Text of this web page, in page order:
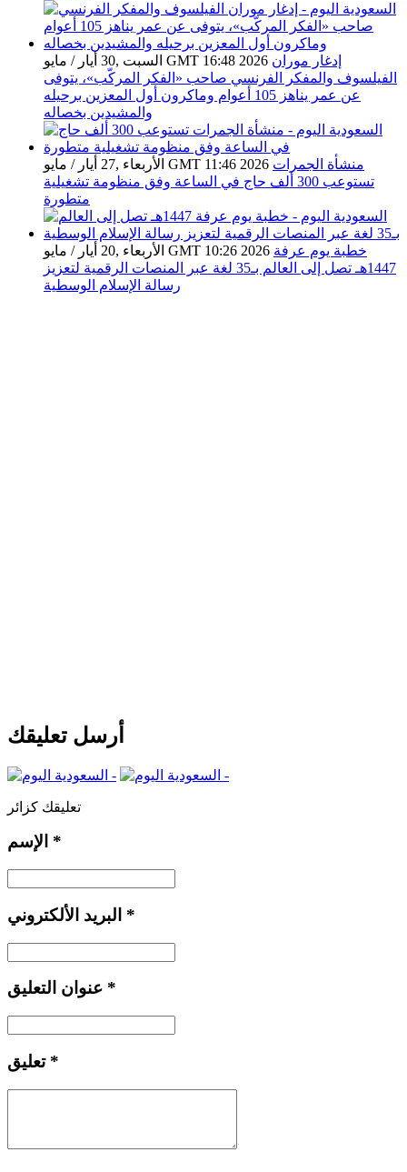
السبت ,30 أيار / مايو GMT 16:48 2026 إدغار موران
الفيلسوف والمفكر الفرنسي صاحب «الفكر المركّب»، يتوفى
عن عمر يناهز 105 أعوام وماكرون أول المعزين برحيله
والمشيدين بخصاله
الأربعاء ,27 أيار / مايو GMT 11:46 2026 منشأة الجمرات
تستوعب 300 ألف حاج في الساعة وفق منظومة تشغيلية
متطورة
الأربعاء ,20 أيار / مايو GMT 10:26 2026 خطبة يوم عرفة
1447هـ تصل إلى العالم بـ35 لغة عبر المنصات الرقمية لتعزيز
رسالة الإسلام الوسطية
أرسل تعليقك
تعليقك كزائر
*
*
*
تعليق *